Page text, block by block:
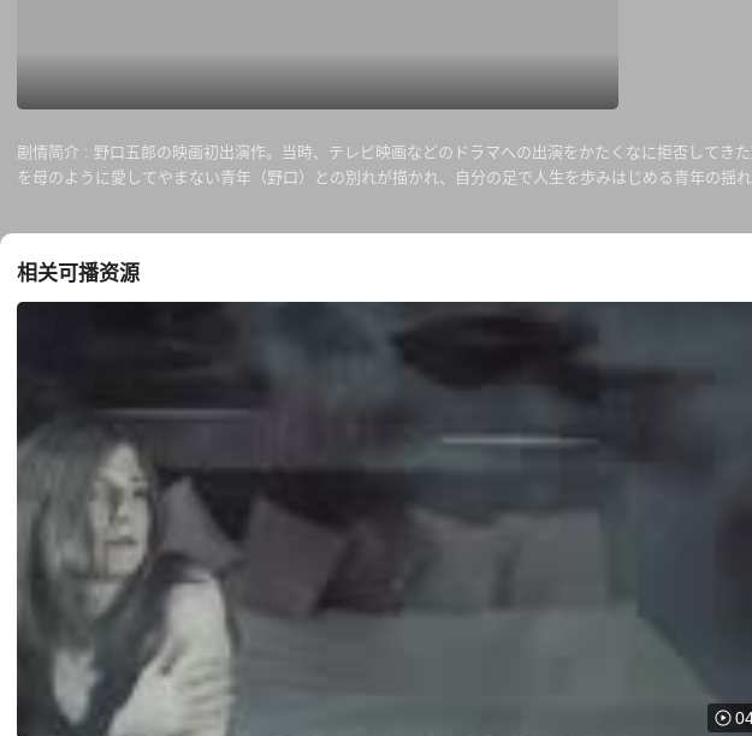
剧情简介 : 野口五郎の映画初出演作。当時、テレビ映画などのドラマへの出演をかたくなに拒否して
を母のように愛してやまない青年（野口）との別れが描かれ、自分の足で人生を歩みはじめる青年の揺
相关可播资源